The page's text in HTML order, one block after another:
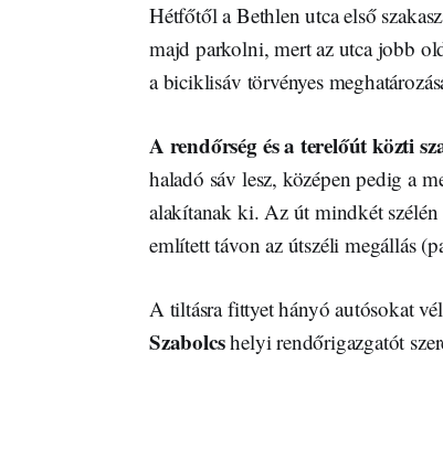
Hétfőtől a Bethlen utca első
majd parkolni, mert az utca jobb
a biciklisáv törvényes
A rendőrség és a terelőút közti
haladó sáv lesz, középen pedig a
alakítanak ki. Az út mindkét
említett távon az útszéli megállás
A tiltásra fittyet hányó autósokat
Szabolcshelyi rendőrigazgatót